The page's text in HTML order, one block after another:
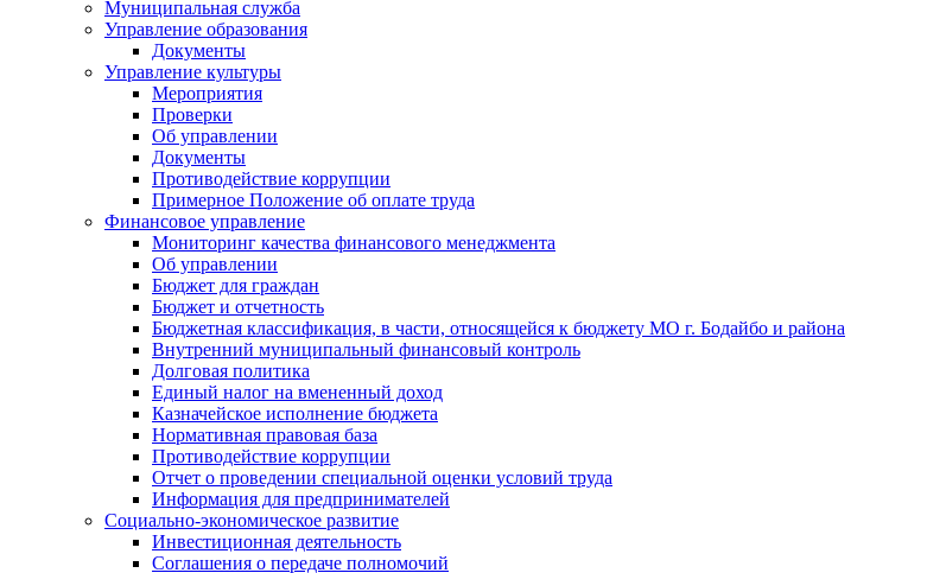
Муниципальная служба
Управление образования
Документы
Управление культуры
Мероприятия
Проверки
Об управлении
Документы
Противодействие коррупции
Примерное Положение об оплате труда
Финансовое управление
Мониторинг качества финансового менеджмента
Об управлении
Бюджет для граждан
Бюджет и отчетность
Бюджетная классификация, в части, относящейся к бюджету МО г. Бодайбо и района
Внутренний муниципальный финансовый контроль
Долговая политика
Единый налог на вмененный доход
Казначейское исполнение бюджета
Нормативная правовая база
Противодействие коррупции
Отчет о проведении специальной оценки условий труда
Информация для предпринимателей
Социально-экономическое развитие
Инвестиционная деятельность
Соглашения о передаче полномочий